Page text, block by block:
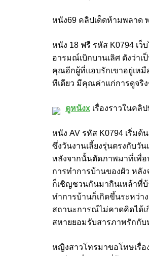
หนัง69 คลิปเด็ดห้ามพลาด
หนัง 18 ฟรี รหัส K0794 เ
อารมณ์เบิกบานเลิศ ดังว่า
คุณอีกผู้ที่แอบรักเขาอยู่เห
ทีเดียว มีคุณค่าแก่การดูจริง
ดูหนังx เรื่องราวในคลิ
หนัง AV รหัส K0794 เริ่ม
ซึ่งวันงานเลี้ยงรุ่นตรงกับวั
หลังจากนั้นตัดภาพมาที่เพื่อ
การทำการบ้านของผัว หลั
ก็เชิญชวนกันมากินเหล้าที่
ทำการบ้านก็เกิดขึ้นระหว่า
สถานะการณ์ไม่คาดคิดได้
สหายยอมรับสารภาพรักกั
หญิงสาวโทรมาขอโทษเรื่